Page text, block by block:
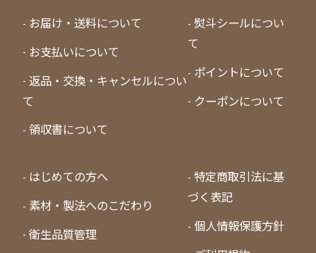
お届け・送料について
お支払いについて
返品・交換・キャンセルについ
て
領収書について
熨斗シールについ
て
ポイントについて
クーポンについて
はじめての方へ
素材・製法へのこだわり
衛生品質管理
特定商取引法に基
づく表記
個人情報保護方針